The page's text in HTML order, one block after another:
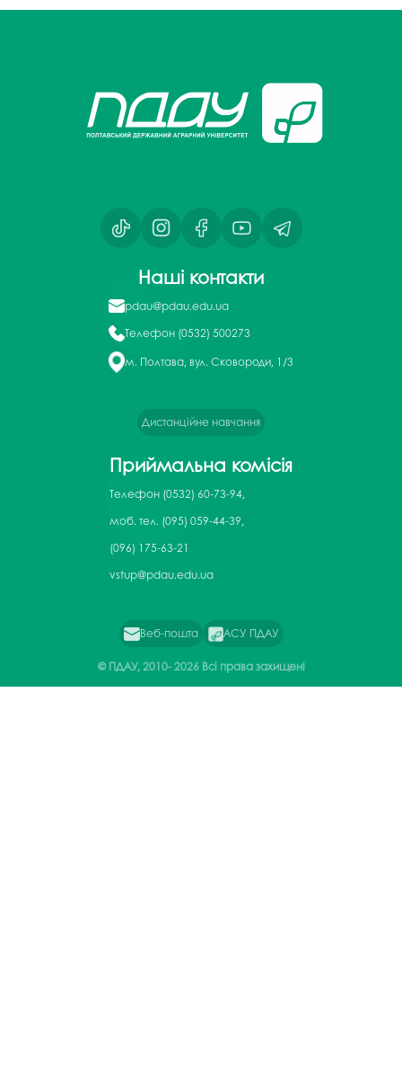
Наші контакти
pdau@pdau.edu.ua
Телефон (0532) 500273
м. Полтава, вул. Сковороди, 1/3
Дистанційне навчання
Приймальна комісія
Телефон (0532) 60-73-94,
моб. тел. (095) 059-44-39,
(096) 175-63-21
vstup@pdau.edu.ua
Веб-пошта АСУ ПДАУ
© ПДАУ, 2010-2026 Всі права захищені